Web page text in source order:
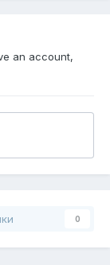
an account,
0